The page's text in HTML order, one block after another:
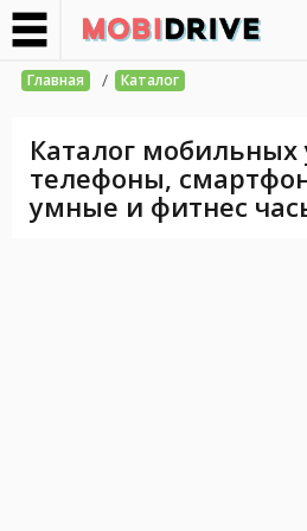
Главная / Каталог
Каталог мобильных
телефоны,
умные и фитнес